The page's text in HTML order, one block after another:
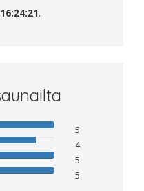
.
5
4
5
5